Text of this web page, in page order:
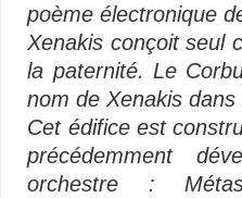
poème électronique
Xenakis conçoit seul
la paternité. Le
nom de Xenakis dans
Cet édifice est
précédemment
orchestre :